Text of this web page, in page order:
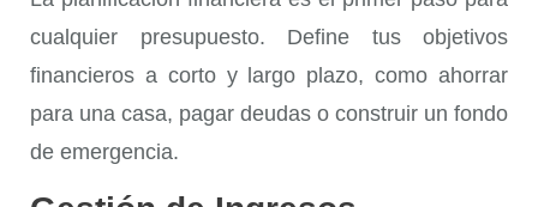
cualquier presupuesto. Define tus objetivos
financieros a corto y largo plazo, como ahorrar
para una casa, pagar deudas o construir un fondo
de emergencia.